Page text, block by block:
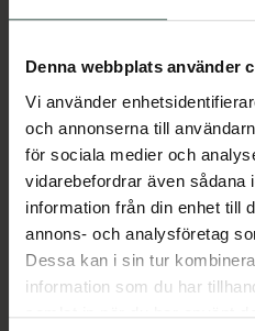
Denna webbplats använder
Vi använder
och annonserna till
för sociala medier och
vidarebefordrar även sådana
information från din enhet till
annons- och analysföretag
Dessa kan i sin tur
information som du har
samlat in när du har använt
Köp via
Aktuella erbjudanden
Beskrivning
EAN:07350127260225
Bipacksedel från FASS